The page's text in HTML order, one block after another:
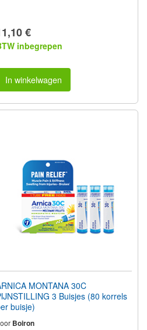
€
inbegrepen
In winkelwagen
MONTANA 30C
3 Buisjes (80 korrels
buisje)
Boiron